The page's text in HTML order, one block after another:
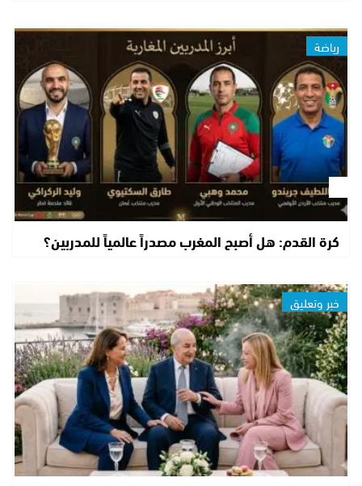
رياضة
كرة القدم: هل أصبح المغرب مصدراً عالمياً للمدربين؟
خبر وتعليق